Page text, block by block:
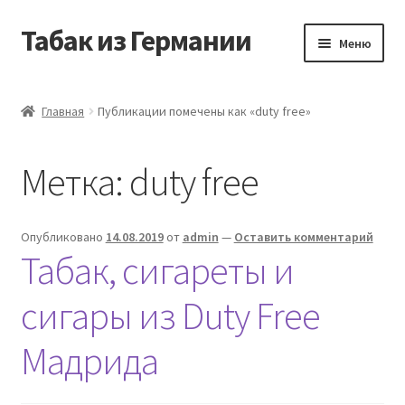
Перейти
Перейти
Табак из Германии Меню
Блог
Корзина
Магазин
Оформление заказа
Табак на заказ
Главная Публикации помечены как «duty free»
Метка: duty free
Опубликовано 14.08.2019от admin — Оставить комментарий
Табак, сигареты и
сигары из Duty Free
Мадрида